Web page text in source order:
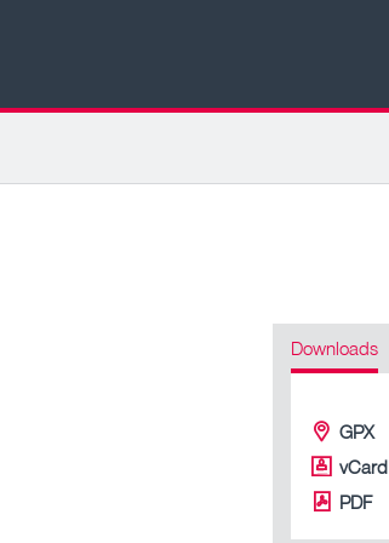
Downloads
GPX
vCard
PDF